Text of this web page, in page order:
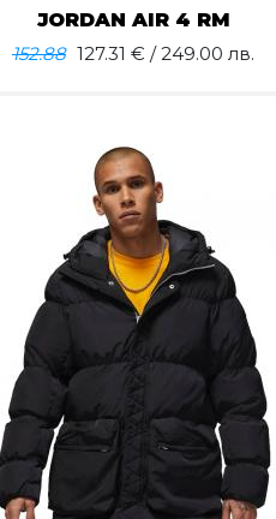
JORDAN AIR 4 RM
152.88 127.31 € / 249.00 лв.